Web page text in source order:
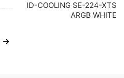
ID-COOLING SE-224-XTS
ARGB WHITE